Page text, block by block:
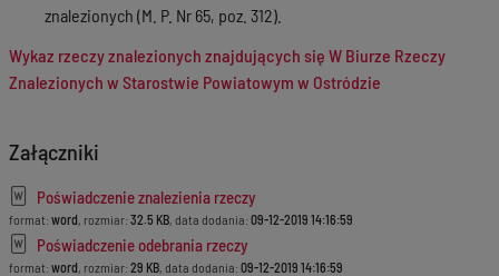
znalezionych (M. P. Nr 65, poz. 312).
Wykaz rzeczy znalezionych znajdujących się W Biurze Rzeczy
Znalezionych w Starostwie Powiatowym w Ostródzie
Załączniki
Poświadczenie znalezienia rzeczy
format: word, rozmiar: 32.5 KB, data dodania: 09-12-2019 14:16:59
Poświadczenie odebrania rzeczy
format: word, rozmiar: 29 KB, data dodania: 09-12-2019 14:16:59